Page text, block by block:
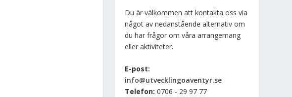
Du är välkommen att kontakta oss via
något av nedanstående alternativ om
du har frågor om våra arrangemang
eller aktiviteter.
E-post:
info@utvecklingoaventyr.se
Telefon: 0706 - 29 97 77